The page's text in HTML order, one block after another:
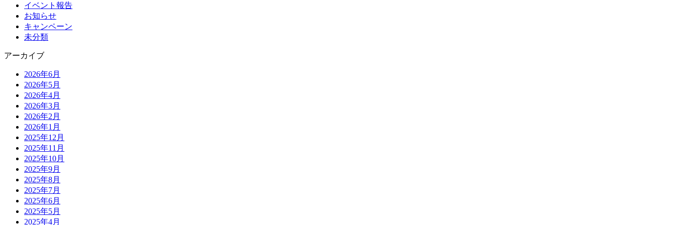
イベント報告
お知らせ
キャンペーン
未分類
アーカイブ
2026年6月
2026年5月
2026年4月
2026年3月
2026年2月
2026年1月
2025年12月
2025年11月
2025年10月
2025年9月
2025年8月
2025年7月
2025年6月
2025年5月
2025年4月